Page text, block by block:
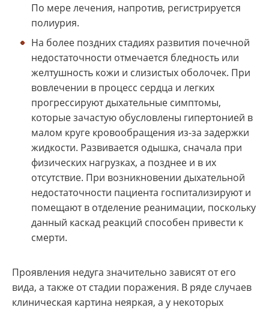
По мере лечения, напротив, регистрируется
полиурия.
На более поздних стадиях развития почечной
недостаточности отмечается бледность или
желтушность кожи и слизистых оболочек. При
вовлечении в процесс сердца и легких
прогрессируют дыхательные симптомы,
которые зачастую обусловлены гипертонией в
малом круге кровообращения из-за задержки
жидкости. Развивается одышка, сначала при
физических нагрузках, а позднее и в их
отсутствие. При возникновении дыхательной
недостаточности пациента госпитализируют и
помещают в отделение реанимации, поскольку
данный каскад реакций способен привести к
смерти.
Проявления недуга значительно зависят от его
вида, а также от стадии поражения. В ряде случаев
клиническая картина неяркая, а у некоторых